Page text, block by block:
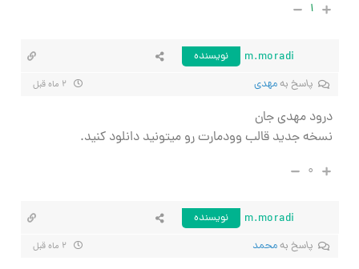
۱
m.moradi
نویسنده
پاسخ بهمهدی
درود مهدی جان
نسخه جدید قالب وودمارت رو میتونید دانلود کنید.
۰
m.moradi
نویسنده
پاسخ بهمحمد